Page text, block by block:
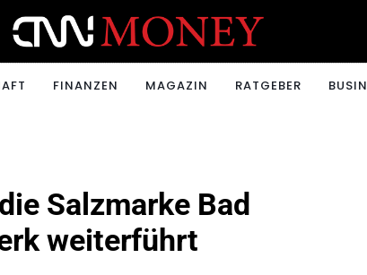
FINANZEN MAGAZIN RATGEBER
Salzmarke Bad
weiterführt